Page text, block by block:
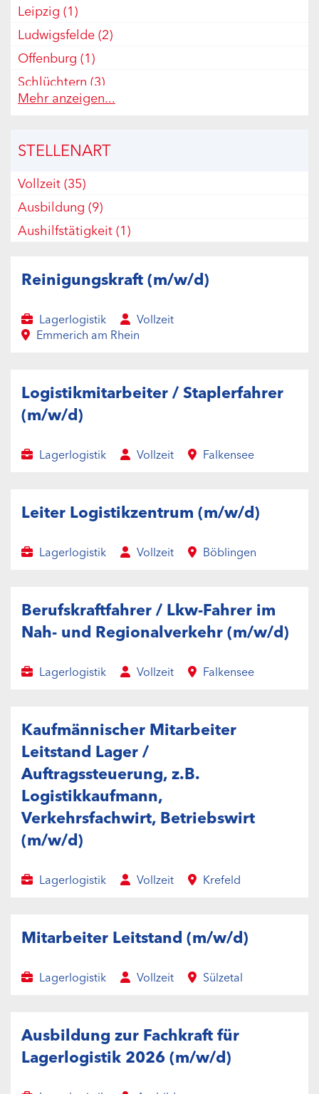
Leipzig (1)
Ludwigsfelde(2)
Offenburg (1)
Schlüchtern (3)
Sülzetal(2)
Willstätt(1)
Mehr anzeigen...
STELLENART
Vollzeit(35)
Ausbildung (9)
Aushilfstätigkeit(1)
Reinigungskraft (m/w/d)
Lagerlogistik
Vollzeit
Emmerich am Rhein
Logistikmitarbeiter / Staplerfahrer
(m/w/d)
Lagerlogistik Vollzeit Falkensee
Leiter Logistikzentrum (m/w/d)
Lagerlogistik Vollzeit Böblingen
Berufskraftfahrer / Lkw-Fahrer im
Nah- und Regionalverkehr (m/w/d)
Lagerlogistik Vollzeit Falkensee
Kaufmännischer Mitarbeiter
Leitstand Lager /
Auftragssteuerung, z.B.
Logistikkaufmann,
Verkehrsfachwirt, Betriebswirt
(m/w/d)
Lagerlogistik Vollzeit Krefeld
Mitarbeiter Leitstand (m/w/d)
Lagerlogistik Vollzeit Sülzetal
Ausbildung zur Fachkraft für
Lagerlogistik 2026 (m/w/d)